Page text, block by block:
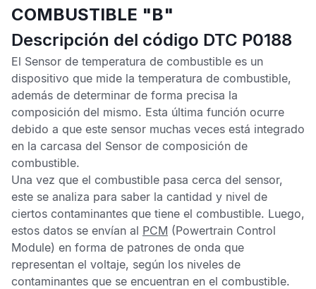
COMBUSTIBLE "B"
Descripción del código DTC P0188
El Sensor de temperatura de combustible es un
dispositivo que mide la temperatura de combustible,
además de determinar de forma precisa la
composición del mismo. Esta última función ocurre
debido a que este sensor muchas veces está integrado
en la carcasa del Sensor de composición de
combustible.
Una vez que el combustible pasa cerca del sensor,
este se analiza para saber la cantidad y nivel de
ciertos contaminantes que tiene el combustible. Luego,
estos datos se envían al PCM (Powertrain Control
Module) en forma de patrones de onda que
representan el voltaje, según los niveles de
contaminantes que se encuentran en el combustible.